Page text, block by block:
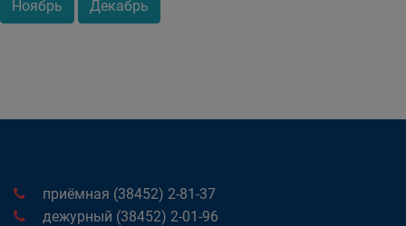
Ноябрь Декабрь
приёмная (38452) 2-81-37
дежурный (38452) 2-01-96